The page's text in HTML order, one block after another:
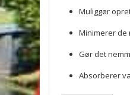
Muliggør
Minimerer de
Gør det
Absorberer